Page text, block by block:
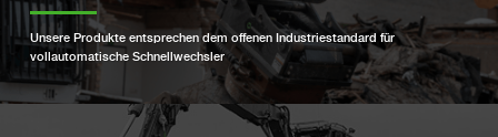
Unsere Produkte entsprechen dem offenen Industriestandard für
vollautomatische Schnellwechsler